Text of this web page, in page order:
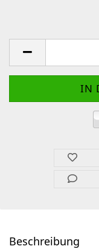
Beschreibung